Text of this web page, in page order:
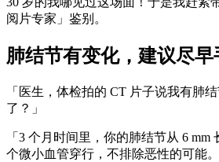
阅片专家」鉴别。
肺结节有变化，建议尽早
「医生，体检拍的 CT 片子说我有肺
了？」
「3 个月时间里，你的肺结节从 6 mm
个微小血管穿行，不排除恶性的可能